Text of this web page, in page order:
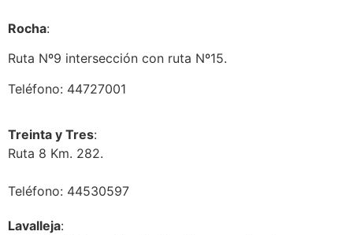
Rocha:
Ruta Nº9 intersección con ruta Nº15.
Teléfono: 44727001
Treinta y Tres:
Ruta 8 Km. 282.
Teléfono: 44530597
Lavalleja: